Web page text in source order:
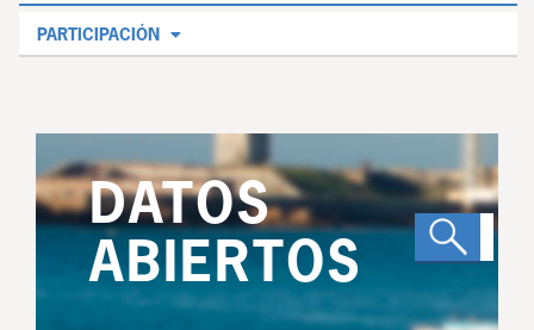
PARTICIPACIÓN
DATOS
ABIERTOS